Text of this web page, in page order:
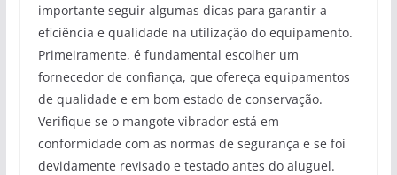
importante seguir algumas dicas para garantir a
eficiência e qualidade na utilização do equipamento.
Primeiramente, é fundamental escolher um
fornecedor de confiança, que ofereça equipamentos
de qualidade e em bom estado de conservação.
Verifique se o mangote vibrador está em
conformidade com as normas de segurança e se foi
devidamente revisado e testado antes do aluguel.